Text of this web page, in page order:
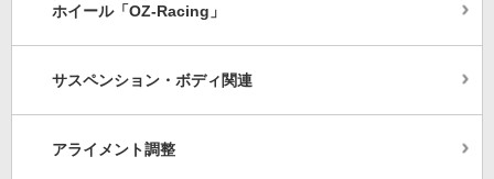
ホイール「OZ-Racing」
サスペンション・ボディ関連
アライメント調整